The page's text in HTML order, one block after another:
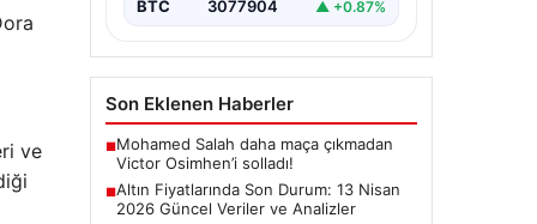
ve
BTC 3077904 ▲ +0.87%
Son Eklenen Haberler
■Mohamed Salah daha maça çıkmadan
Victor Osimhen’i solladı!
■Altın Fiyatlarında Son Durum: 13 Nisan
2026 Güncel Veriler ve Analizler